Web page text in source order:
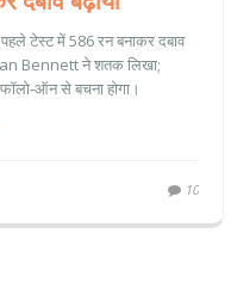
टेस्ट में 586 रन बनाकर दबाव
Bennett ने शतक लिखा;
से बचना होगा।
10